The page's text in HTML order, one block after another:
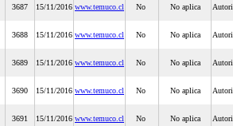
3687 15/11/2016 www.temuco.cl No No aplica
3688 15/11/2016 www.temuco.cl No No aplica
3689 15/11/2016 www.temuco.cl No No aplica
3690 15/11/2016 www.temuco.cl No No aplica
3691 15/11/2016 www.temuco.cl No No aplica